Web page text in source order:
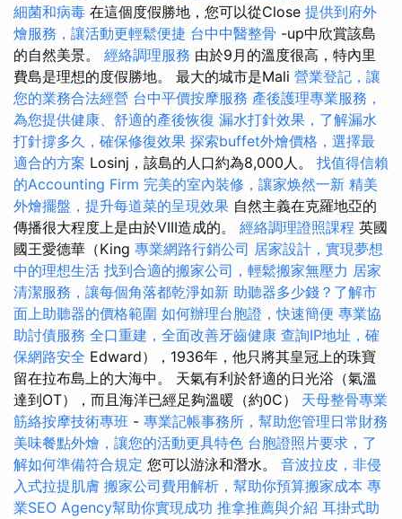
細菌和病毒 在這個度假勝地，您可以從Close 提供到府外
燴服務，讓活動更輕鬆便捷 台中中醫整骨 -up中欣賞該島
的自然美景。 經絡調理服務 由於9月的溫度很高，特內里
費島是理想的度假勝地。 最大的城市是Mali 營業登記，讓
您的業務合法經營 台中平價按摩服務 產後護理專業服務，
為您提供健康、舒適的產後恢復 漏水打針效果，了解漏水
打針撐多久，確保修復效果 探索buffet外燴價格，選擇最
適合的方案 Losinj，該島的人口約為8,000人。 找值得信賴
的Accounting Firm 完美的室內裝修，讓家焕然一新 精美
外燴擺盤，提升每道菜的呈現效果 自然主義在克羅地亞的
傳播很大程度上是由於VIII造成的。 經絡調理證照課程 英國
國王愛德華（King 專業網路行銷公司 居家設計，實現夢想
中的理想生活 找到合適的搬家公司，輕鬆搬家無壓力 居家
清潔服務，讓每個角落都乾淨如新 助聽器多少錢？了解市
面上助聽器的價格範圍 如何辦理台胞證，快速簡便 專業協
助討債服務 全口重建，全面改善牙齒健康 查詢IP地址，確
保網路安全 Edward），1936年，他只將其皇冠上的珠寶
留在拉布島上的大海中。 天氣有利於舒適的日光浴（氣溫
達到OT），而且海洋已經足夠溫暖（約0C） 天母整骨專業
筋絡按摩技術專班 - 專業記帳事務所，幫助您管理日常財務
美味餐點外燴，讓您的活動更具特色 台胞證照片要求，了
解如何準備符合規定 您可以游泳和潛水。 音波拉皮，非侵
入式拉提肌膚 搬家公司費用解析，幫助你預算搬家成本 專
業SEO Agency幫助你實現成功 推拿推薦與介紹 耳掛式助